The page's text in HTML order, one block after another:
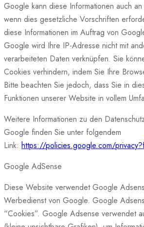
Google kann diese Informationen auch
wenn dies gesetzliche Vorschriften
diese Informationen im Auftrag von
Google wird Ihre IP-Adresse nicht mit
verarbeiteten Daten verknüpfen. Sie
Cookies verhindern, indem Sie Ihre
Bitte beachten Sie jedoch, dass Sie in
Funktionen unserer Website in vollem
Weitere Informationen zu den
Google finden Sie unter folgendem
Link: https://policies.google.com/
Google AdSense
Diese Website verwendet Google
Werbedienst von Google. Google
“Cookies”. Google Adsense verwendet